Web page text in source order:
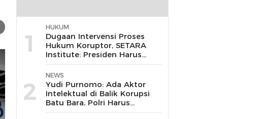
1
HUKUM
Dugaan Intervensi Proses
Hukum Koruptor, SETARA
Institute: Presiden Harus
Pastikan TNI Tak
Disalahgunakan
2
NEWS
Yudi Purnomo: Ada Aktor
Intelektual di Balik Korupsi
Batu Bara, Polri Harus
Bongkar